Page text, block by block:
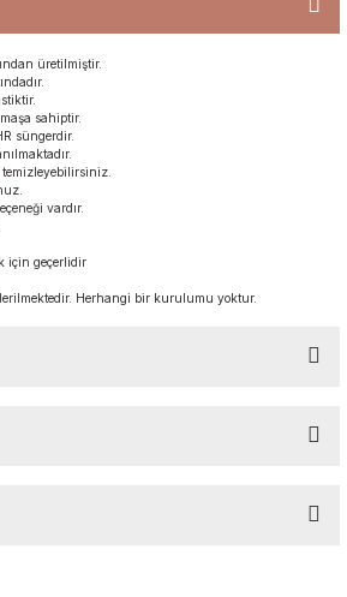
üretilmiştir.
sahiptir.
süngerdir.
vardır.
için geçerlidir
Herhangi bir kurulumu yoktur.